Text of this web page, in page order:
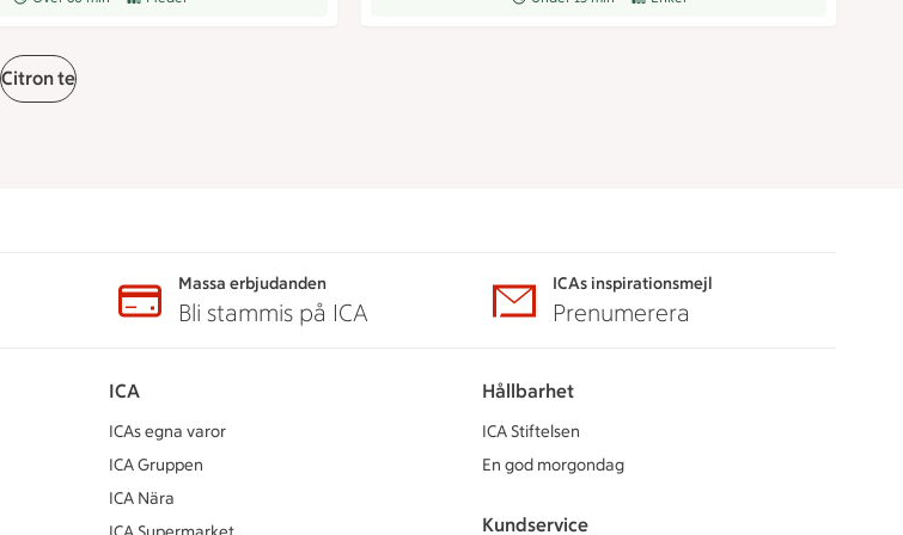
Citron te
Massa erbjudanden
Bli stammis på ICA
ICAs inspirationsmejl
Prenumerera
ICA
ICAs egna varor
ICA Gruppen
ICA Nära
Hållbarhet
ICA Stiftelsen
En god morgondag
Kundservice